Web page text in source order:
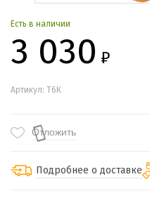
Есть в наличии
3 030 ₽
Артикул: Т6К
Отложить
Подробнее о доставке